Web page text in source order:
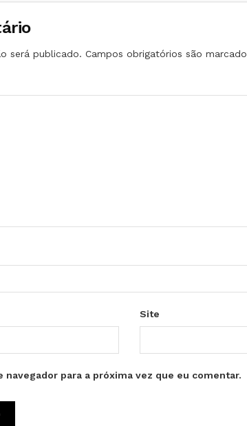
será publicado. Campos obrigatórios são
Site
navegador para a próxima vez que eu comentar.